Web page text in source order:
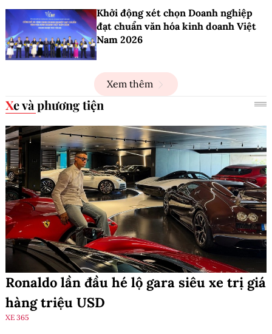
Khởi động xét chọn Doanh nghiệp
đạt chuẩn văn hóa kinh doanh Việt
Nam 2026
Xem thêm
Xe và phương tiện
Ronaldo lần đầu hé lộ gara siêu xe trị giá
hàng triệu USD
XE 365